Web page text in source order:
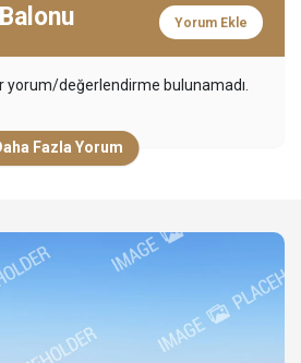
Yorum Ekle
yorum/değerlendirme bulunamadı.
Fazla Yorum